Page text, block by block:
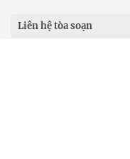
Liên hệ tòa soạn